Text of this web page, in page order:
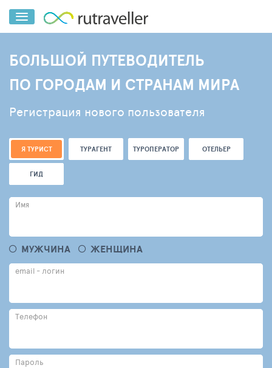
БОЛЬШОЙ ПУТЕВОДИТЕЛЬ
ПО ГОРОДАМ И СТРАНАМ МИРА
Регистрация нового пользователя
Я ТУРИСТ ТУРАГЕНТ ТУРОПЕРАТОР ОТЕЛЬЕР
ГИД
Имя
МУЖЧИНА ЖЕНЩИНА
email - логин
Телефон
Пароль